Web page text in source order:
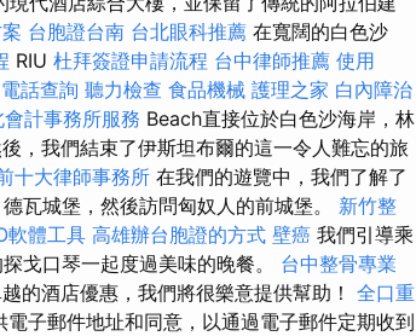
台胞證台南 台北眼科推薦 在寬闊的白色沙
RIU 杜拜簽證申請流程 台中律師推薦 使用
電話查詢 聽力檢查 食品機械 護理之家 白內障治
計事務所服務 Beach直接位於白色沙海岸，林
，我們結束了伊斯坦布爾的這一令人難忘的旅
十大律師事務所 在我們的遊覽中，我們了解了
瓦城堡，然後訪問匈奴人的前城堡。 新竹整
軟體工具 高雄辦台胞證的方式 壁癌 我們引導乘
戈口琴一起度過美味的晚餐。 台中整骨專業
的酒店優惠，我們將很樂意提供幫助！ 全口重
電子郵件地址和同意，以通過電子郵件定期收到